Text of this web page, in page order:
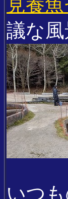
見養
議な
いつ